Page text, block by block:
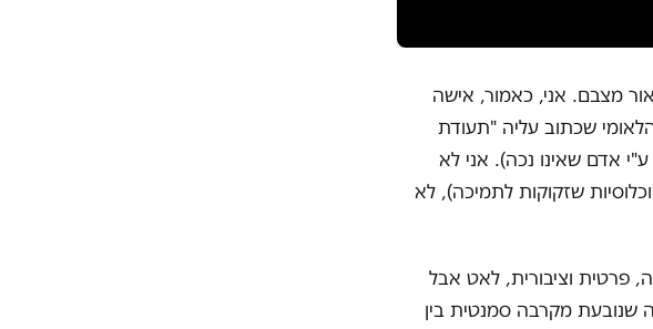
מצבם. אני, כאמור, אישה
שכתוב עליה "תעודת
אדם שאינו נכה). אני לא
שזקוקות לתמיכה), לא
פרטית וציבורית, לאט אבל
שנובעת מקרבה סמנטית בין